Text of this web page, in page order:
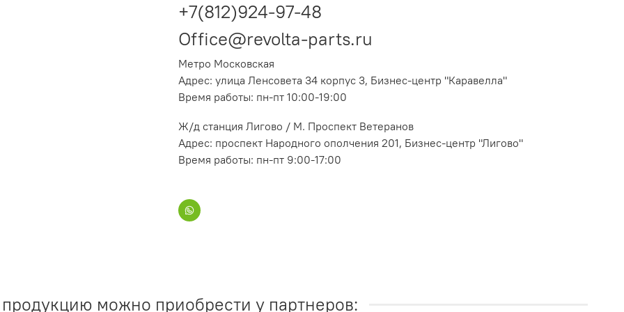
+7(812)924-97-48
Office@revolta-parts.ru
Метро Московская
Адрес: улица Ленсовета 34 корпус 3, Бизнес-центр "Каравелла"
Время работы: пн-пт 10:00-19:00
Ж/д станция Лигово / М. Проспект Ветеранов
Адрес: проспект Народного ополчения 201, Бизнес-центр "Лигово"
Время работы: пн-пт 9:00-17:00
можно приобрести у партнеров: